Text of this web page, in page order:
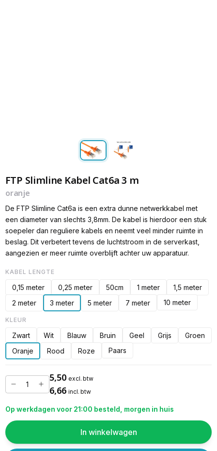
FTP Slimline Kabel Cat6a 3 m
oranje
De FTP Slimline Cat6a is een extra dunne netwerkkabel met
een diameter van slechts 3,8mm. De kabel is hierdoor een stuk
soepeler dan reguliere kabels en neemt veel minder ruimte in
beslag. Dit verbetert tevens de luchtstroom in de serverkast,
aangezien er meer ruimte overblijft achter uw apparatuur.
KABEL LENGTE
0,15 meter 0,25 meter 50cm 1 meter
1,5 meter
2 meter
3 meter 5 meter 7 meter 10 meter
KLEUR
Zwart Wit Blauw Bruin Geel Grijs
Groen
Oranje
Rood Roze Paars
5,50 excl. btw
6,66 incl. btw
Op werkdagen voor 21:00 besteld, morgen in huis
In winkelwagen